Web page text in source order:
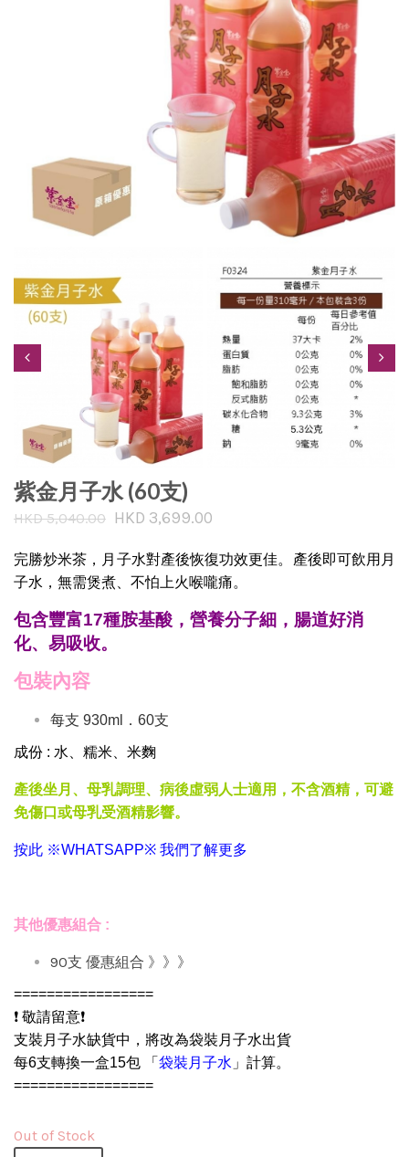
紫金月子水 (60支)
HKD 5,040.00 HKD 3,699.00
完勝炒米茶，月子水對產後恢復功效更佳。產後即可飲用月
子水，無需煲煮、不怕上火喉嚨痛。
包含豐富17種胺基酸，營養分子細，腸道好消
化、易吸收。
包裝內容
每支 930ml．60支
成份 : 水、糯米、米麴
產後坐月、母乳調理、病後虛弱人士適用，不含酒精，可避
免傷口或母乳受酒精影響。
按此 ※WHATSAPP※ 我們了解更多
其他優惠組合 :
90支 優惠組合 》》》
=================
❗ 敬請留意❗
支裝月子水缺貨中，將改為袋裝月子水出貨
每6支轉換一盒15包 「 袋裝月子水 」計算。
=================
Out of Stock